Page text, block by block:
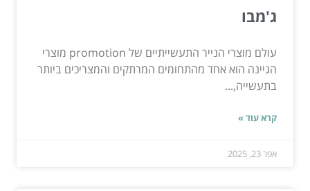
ג'מבו
עולם מוצרי הנייר התעשייתיים של promotion מוצרי
הגיינה הוא אחד מהתחומים המרתקים והמצריכים ביותר
בתעשייה,...
קרא עוד »
אפר 23, 2025